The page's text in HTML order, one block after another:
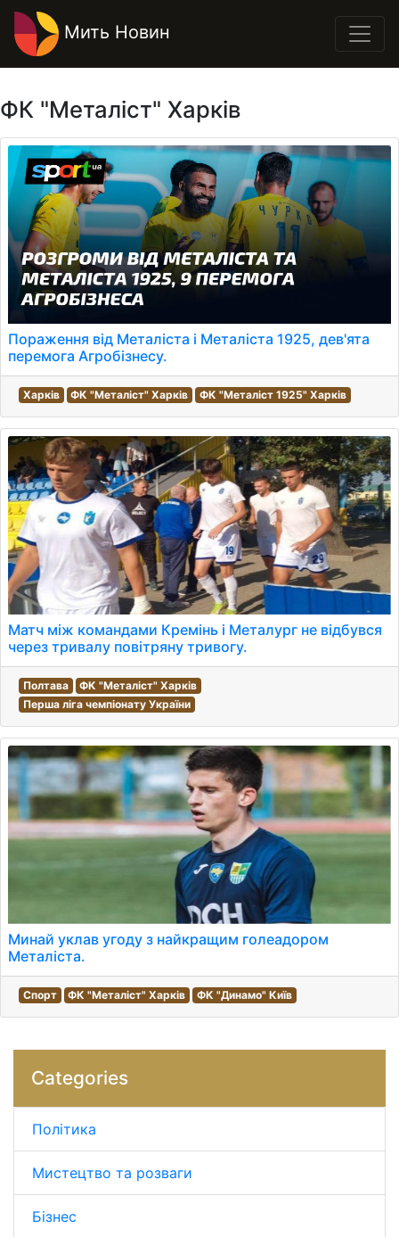
Мить Новин
ФК "Металіст" Харків
Пораження від Металіста і Металіста 1925, дев'ята
перемога Агробізнесу.
Харків ФК "Металіст" Харків ФК "Металіст 1925" Харків
Матч між командами Кремінь і Металург не відбувся
через тривалу повітряну тривогу.
Полтава
ФК "Металіст" Харків
Перша ліга чемпіонату України
Минай уклав угоду з найкращим голеадором
Металіста.
Спорт ФК "Металіст" Харків ФК "Динамо" Київ
Categories
Політика
Мистецтво та розваги
Бізнес